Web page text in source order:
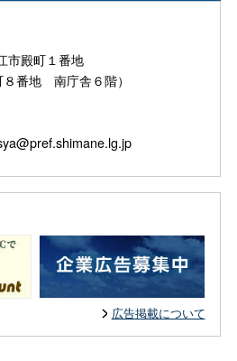
殿町１番地
８番地 南庁舎６階）
広告掲載について